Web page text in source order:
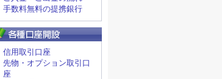
手数料無料の提携銀行
信用取引口座
先物・オプション取引口
座